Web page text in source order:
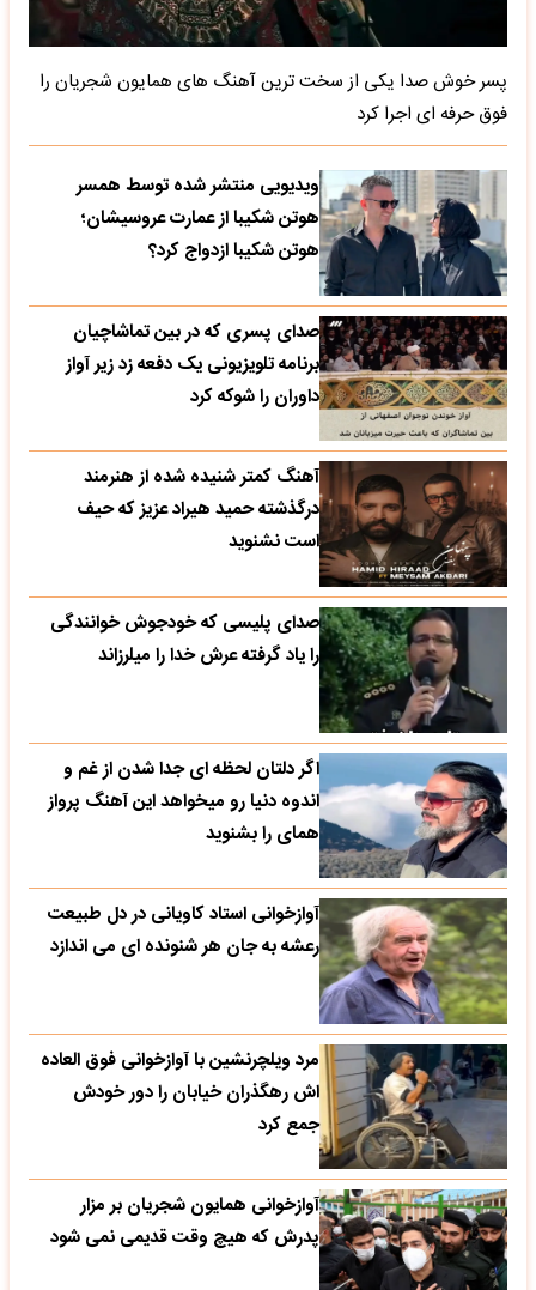
پسر خوش صدا یکی از سخت ترین آهنگ های همایون شجریان را
فوق حرفه ای اجرا کرد
ویدیویی منتشر شده توسط همسر
هوتن شکیبا از عمارت عروسیشان؛
هوتن شکیبا ازدواج کرد؟
صدای پسری که در بین تماشاچیان
برنامه تلویزیونی یک دفعه زد زیر آواز
داوران را شوکه کرد
آهنگ کمتر شنیده شده از هنرمند
درگذشته حمید هیراد عزیز که حیف
است نشنوید
صدای پلیسی که خودجوش خوانندگی
را یاد گرفته عرش خدا را میلرزاند
اگر دلتان لحظه ای جدا شدن از غم و
اندوه دنیا رو میخواهد این آهنگ پرواز
همای را بشنوید
آوازخوانی استاد کاویانی در دل طبیعت
رعشه به جان هر شنونده ای می اندازد
مرد ویلچرنشین با آوازخوانی فوق العاده
اش رهگذران خیابان را دور خودش
جمع کرد
آوازخوانی همایون شجریان بر مزار
پدرش که هیچ وقت قدیمی نمی شود